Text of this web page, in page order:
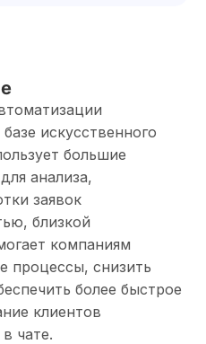
искусственного
большие
анализа,
заявок
близкой
компаниям
процессы, снизить
более быстрое
клиентов
чате.